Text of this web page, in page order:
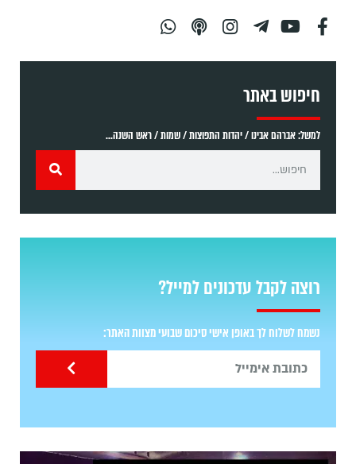
חיפוש באתר
למשל: אברהם אבינו / יהדות התפוצות / שמות / ראש השנה...
רוצה לקבל עדכונים למייל?
נשמח לשלוח לך באופן אישי סיכום שבועי מצוות האתר: